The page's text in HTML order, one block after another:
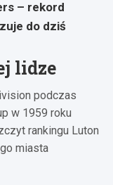
– rekord
do dziś
lidze
podczas
w 1959 roku
rankingu Luton
miasta